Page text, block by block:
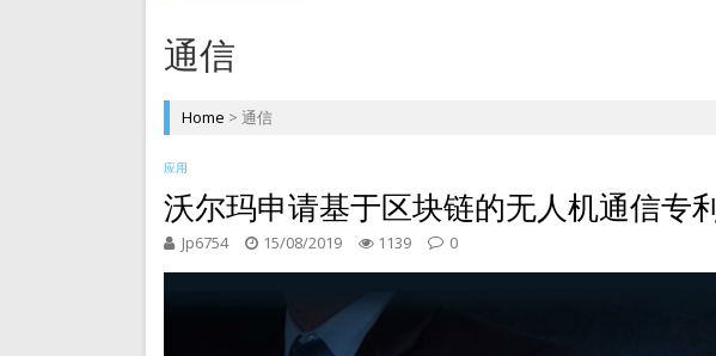
DePIN 为 Web3 带来现实世界的商业机会
通信
Home > 通信
应用
沃尔玛申请基于区块链的无人机通信专利
Jp6754 15/08/2019 1139 0